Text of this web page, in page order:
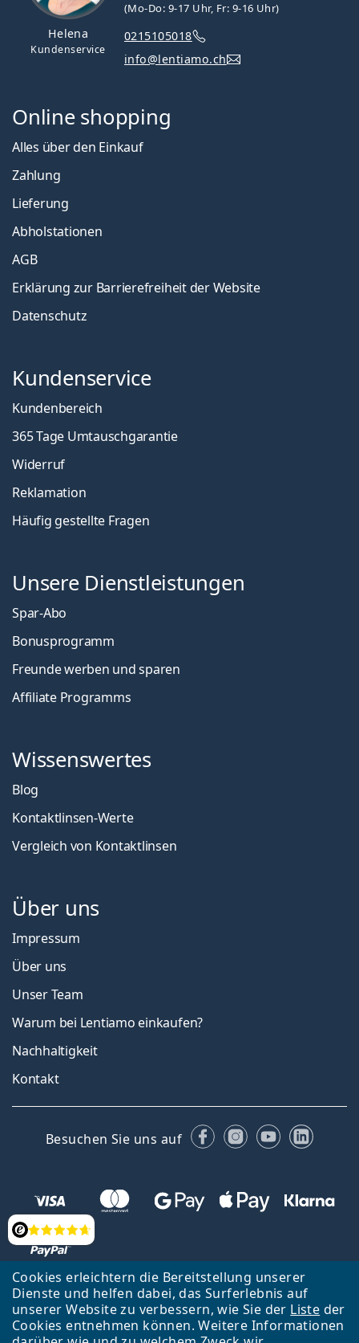
Cookies erleichtern die Bereitstellung unserer
Dienste und helfen dabei, das Surferlebnis auf
unserer Website zu verbessern, wie Sie der Liste der
Cookies entnehmen können. Weitere Informationen
Bewertung
Helena
Kundenservice
(Mo-Do: 9-17 Uhr, Fr: 9-16 Uhr)
0215105018
info@lentiamo.ch
Online shopping
Alles über den Einkauf
Zahlung
Lieferung
Abholstationen
AGB
Erklärung zur Barrierefreiheit der Website
Datenschutz
Kundenservice
Kundenbereich
365 Tage Umtauschgarantie
Widerruf
Reklamation
Häufig gestellte Fragen
Unsere Dienstleistungen
Spar-Abo
Bonusprogramm
Freunde werben und sparen
Affiliate Programms
Wissenswertes
Blog
Kontaktlinsen-Werte
Vergleich von Kontaktlinsen
Über uns
Impressum
Über uns
Unser Team
Warum bei Lentiamo einkaufen?
Nachhaltigkeit
Kontakt
Besuchen Sie uns auf FacebookInstagram
YouTube
Zurück zur Hauptseite Nach oben
Français
Lentiamo s.r.o., Tschechien ist Eigentümer und Betreiber des Online-